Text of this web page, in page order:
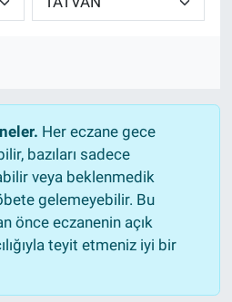
Her eczane gece
bazıları sadece
veya beklenmedik
gelemeyebilir. Bu
önce eczanenin açık
teyit etmeniz iyi bir